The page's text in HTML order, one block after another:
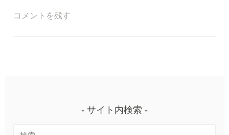
c
tt
er
コメントを残す
サイト内検索
検